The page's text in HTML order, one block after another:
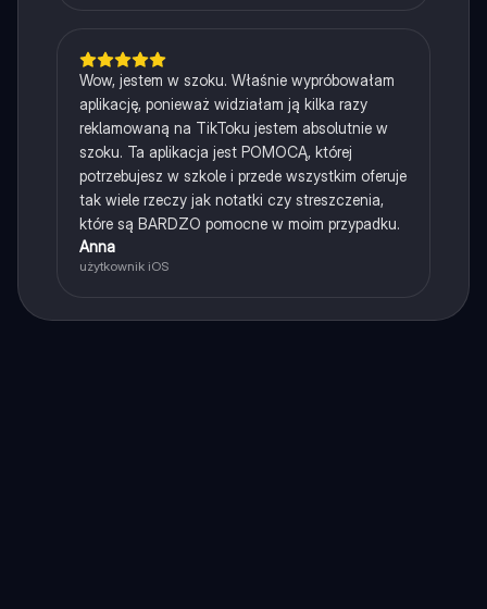
Wow, jestem w szoku. Właśnie wypróbowałam
aplikację, ponieważ widziałam ją kilka razy
reklamowaną na TikToku jestem absolutnie w
szoku. Ta aplikacja jest POMOCĄ, której
potrzebujesz w szkole i przede wszystkim oferuje
tak wiele rzeczy jak notatki czy streszczenia,
które są BARDZO pomocne w moim przypadku.
Anna
użytkownik iOS